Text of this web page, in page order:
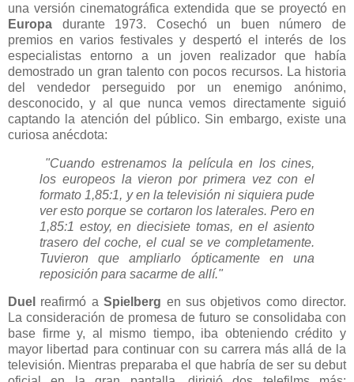
una versión cinematográfica extendida que se proyectó en
Europa durante 1973. Cosechó un buen número de
premios en varios festivales y despertó el interés de los
especialistas entorno a un joven realizador que había
demostrado un gran talento con pocos recursos. La historia
del vendedor perseguido por un enemigo anónimo,
desconocido, y al que nunca vemos directamente siguió
captando la atención del público. Sin embargo, existe una
curiosa anécdota:
"Cuando estrenamos la película en los cines,
los europeos la vieron por primera vez con el
formato 1,85:1, y en la televisión ni siquiera pude
ver esto porque se cortaron los laterales. Pero en
1,85:1 estoy, en diecisiete tomas, en el asiento
trasero del coche, el cual se ve completamente.
Tuvieron que ampliarlo ópticamente en una
reposición para sacarme de allí."
Duel reafirmó aSpielberg en sus objetivos como director.
La consideración de promesa de futuro se consolidaba con
base firme y, al mismo tiempo, iba obteniendo crédito y
mayor libertad para continuar con su carrera más allá de la
televisión. Mientras preparaba el que habría de ser su debut